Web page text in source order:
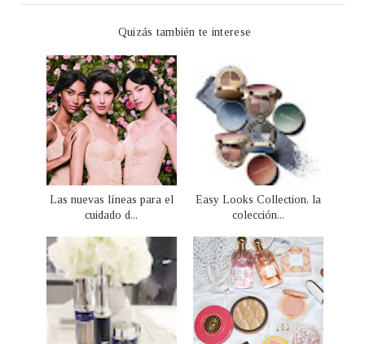
Quizás también te interese
Las nuevas líneas para el
cuidado d...
Easy Looks Collection, la
colección...